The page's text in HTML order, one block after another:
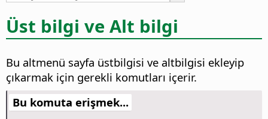
Üst bilgi ve Alt bilgi
Bu altmenü sayfa üstbilgisi ve altbilgisi ekleyip
çıkarmak için gerekli komutları içerir.
Bu komuta erişmek...